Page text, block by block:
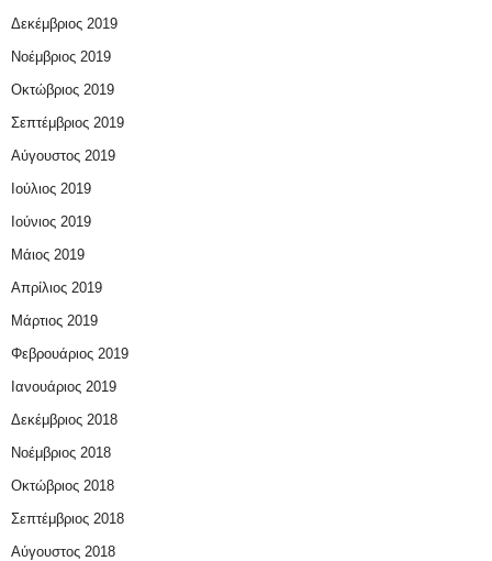
Δεκέμβριος 2019
Νοέμβριος 2019
Οκτώβριος 2019
Σεπτέμβριος 2019
Αύγουστος 2019
Ιούλιος 2019
Ιούνιος 2019
Μάιος 2019
Απρίλιος 2019
Μάρτιος 2019
Φεβρουάριος 2019
Ιανουάριος 2019
Δεκέμβριος 2018
Νοέμβριος 2018
Οκτώβριος 2018
Σεπτέμβριος 2018
Αύγουστος 2018